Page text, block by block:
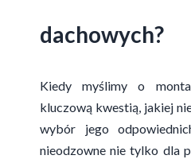
dachowych?
Kiedy myślimy o
kluczową kwestią, jakiej
wybór jego
nieodzowne nie tylko dla